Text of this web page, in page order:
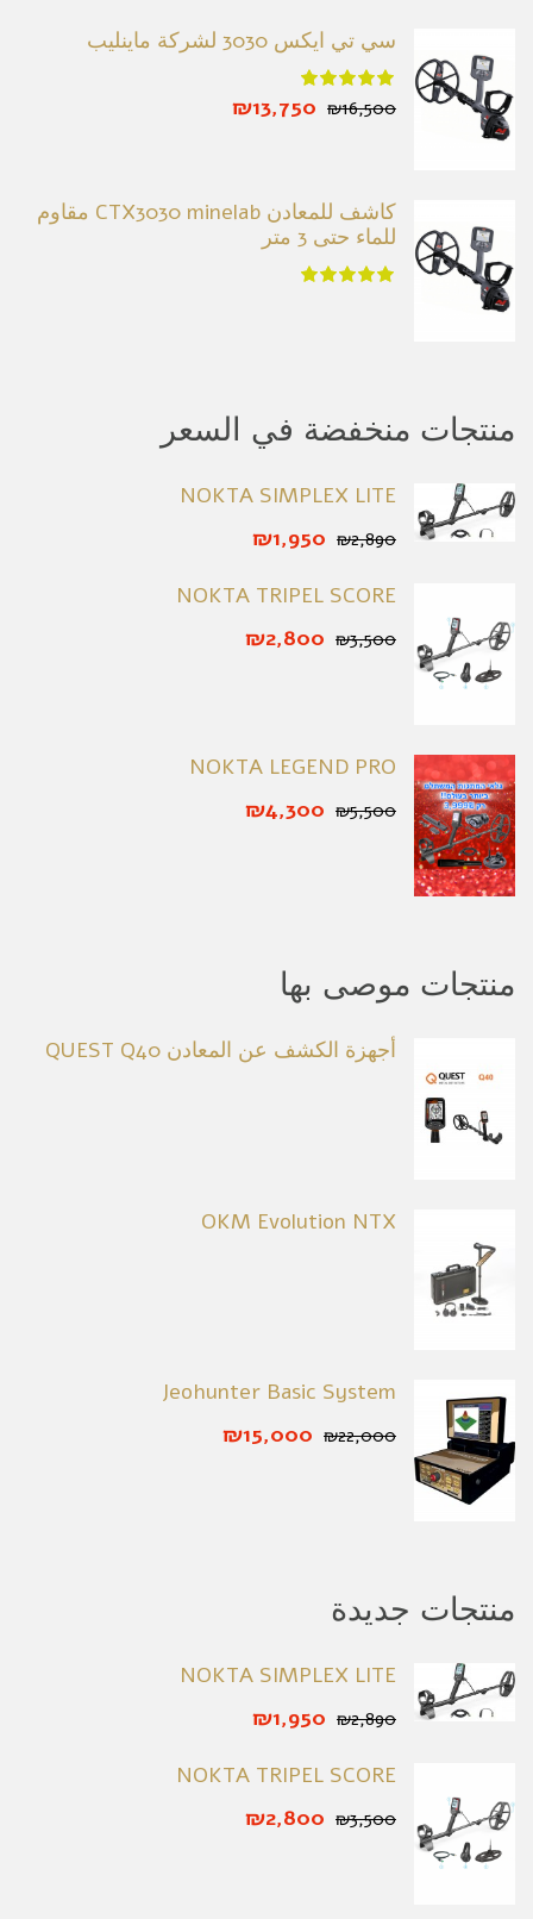
سي تي ايكس 3030 لشركة ماينليب
₪16,500
₪13,750
كاشف للمعادن CTX3030 minelab مقاوم
للماء حتى 3 متر
منتجات منخفضة في السعر
NOKTA SIMPLEX LITE
₪2,890
₪1,950
NOKTA TRIPEL SCORE
₪3,500
₪2,800
NOKTA LEGEND PRO
₪5,500
₪4,300
منتجات موصى بها
أجهزة الكشف عن المعادن QUEST Q40
OKM Evolution NTX
Jeohunter Basic System
₪22,000
₪15,000
منتجات جديدة
NOKTA SIMPLEX LITE
₪2,890
₪1,950
NOKTA TRIPEL SCORE
₪3,500
₪2,800